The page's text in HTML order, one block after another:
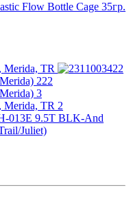
Flow Bottle Cage 35гр.
013E 9.5T BLK-And
Juliet)